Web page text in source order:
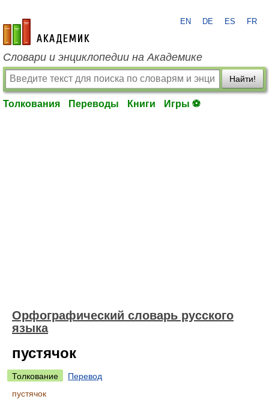
academic.ru
EN DE ES FR
Словари и энциклопедии на Академике
Найти!
Толкования Переводы Книги Игры ⚽
Орфографический словарь русского
языка
пустячок
Толкование
Перевод
пустячок